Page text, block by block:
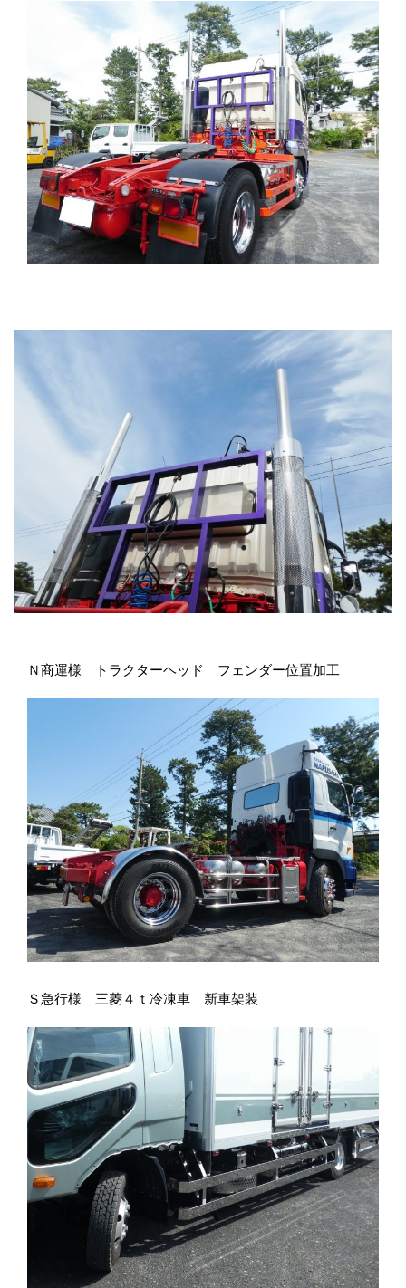
Ｎ商運様 トラクターヘッド フェンダー位置加工
Ｓ急行様 三菱４ｔ冷凍車 新車架装